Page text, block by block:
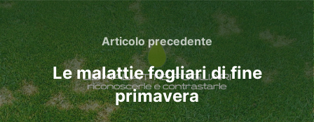
Navigazione
articoli
Articolo
precedente
Articolo precedente
Le malattie fogliari di fine
primavera